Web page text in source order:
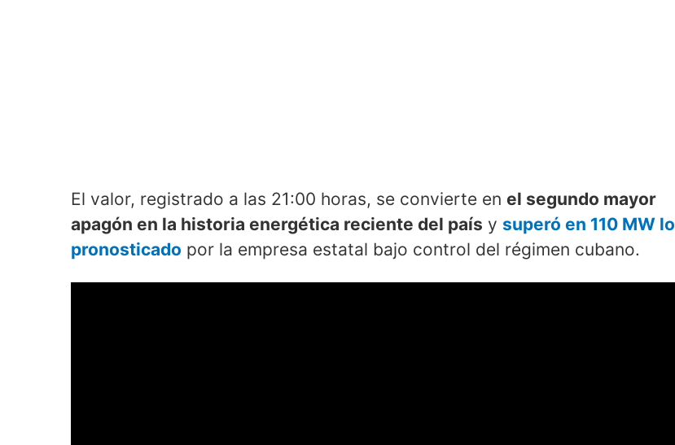
El valor, registrado a las 21:00 horas, se convierte en el segundo mayor
apagón en la historia energética reciente del país y superó en 110 MW lo
pronosticado por la empresa estatal bajo control del régimen cubano.